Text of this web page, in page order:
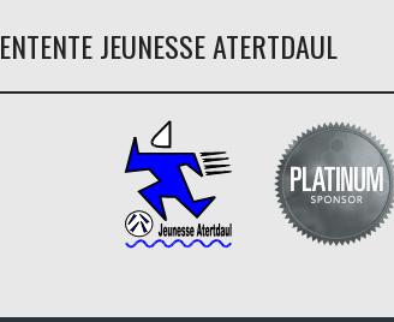
ENTENTE JEUNESSE ATERTDAUL